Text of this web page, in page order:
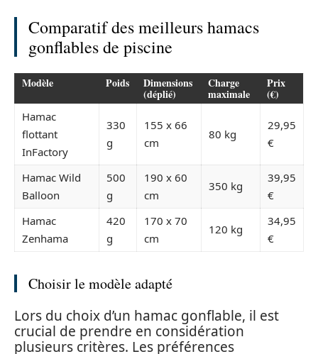
Comparatif des meilleurs hamacs
gonflables de piscine
Modèle Poids Dimensions
(déplié)
Charge
maximale
Prix
(€)
Hamac
flottant
InFactory
330
g
155 x 66
cm
80 kg
29,95
€
Hamac Wild
Balloon
500
g
190 x 60
cm
350 kg
39,95
€
Hamac
Zenhama
420
g
170 x 70
cm
120 kg
34,95
€
Choisir le modèle adapté
Lors du choix d’un hamac gonflable, il est
crucial de prendre en considération
plusieurs critères. Les préférences